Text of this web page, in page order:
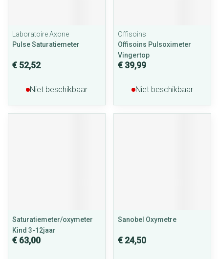
Laboratoire Axone
Pulse Saturatiemeter
€ 52,52
Niet beschikbaar
Offisoins
Offisoins Pulsoximeter
Vingertop
€ 39,99
Niet beschikbaar
Saturatiemeter/oxymeter
Kind 3-12jaar
€ 63,00
Sanobel Oxymetre
€ 24,50